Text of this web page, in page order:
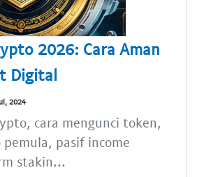
2026: Cara Aman
Digital
2024
cara mengunci token,
pasif income
stakin...